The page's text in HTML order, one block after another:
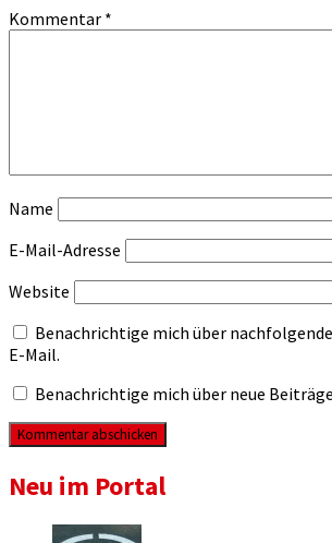
Kommentar *
Name
E-Mail-Adresse
Website
Benachrichtige mich über
E-Mail.
Benachrichtige mich über neue
Neu im Portal